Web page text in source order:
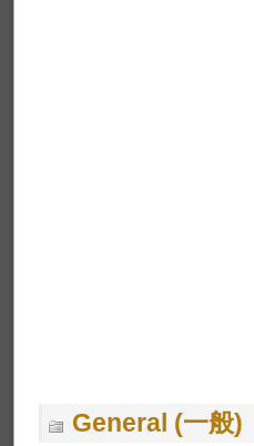
General (一般)